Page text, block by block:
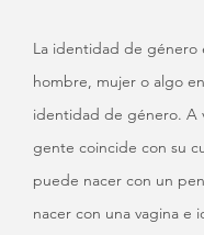
La identidad de género
hombre, mujer o algo
identidad de género. A
gente coincide con su
puede nacer con un
nacer con una vagina e